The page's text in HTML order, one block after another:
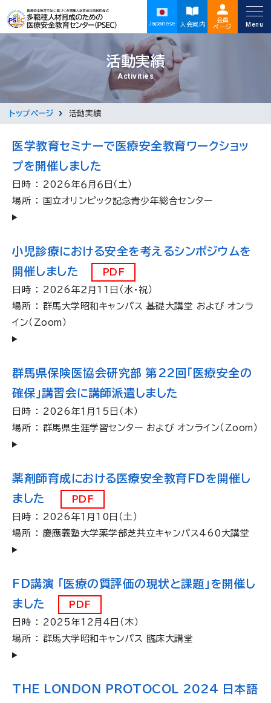
Japanese 入会案内
会員
ページ
資料集
活動実績
Activities
トップページ 活動実績
医学教育セミナーで医療安全教育ワークショッ
プを開催しました
日時 ： 2026年６月６日（土）
場所 ： 国立オリンピック記念青少年総合センター
小児診療における安全を考えるシンポジウムを
開催しました
PDF
日時 ： 2026年２月11日（水・祝）
場所 ： 群馬大学昭和キャンパス 基礎大講堂 および オンラ
イン（Zoom）
群馬県保険医協会研究部 第22回「医療安全の
確保」講習会に講師派遣しました
日時 ： 2026年１月15日（木）
場所 ： 群馬県生涯学習センター および オンライン（Zoom）
薬剤師育成における医療安全教育ＦＤを開催し
ました
PDF
日時 ： 2026年１月10日（土）
場所 ： 慶應義塾大学薬学部芝共立キャンパス460大講堂
FD講演 「医療の質評価の現状と課題」を開催し
ました
PDF
日時 ： 2025年12月４日（木）
場所 ： 群馬大学昭和キャンパス 臨床大講堂
THE LONDON PROTOCOL 2024 日本語